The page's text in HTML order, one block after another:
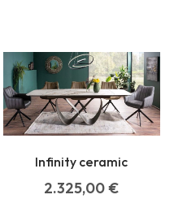
Infinity ceramic
2.325,00€